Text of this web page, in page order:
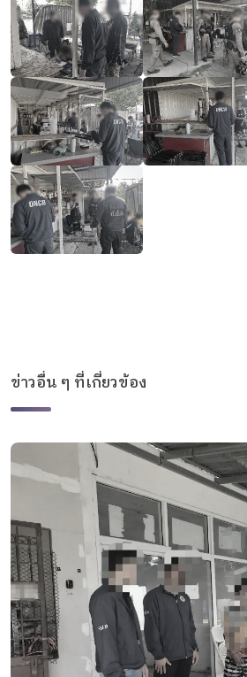
ข่าวอื่น ๆ ที่เกี่ยวข้อง